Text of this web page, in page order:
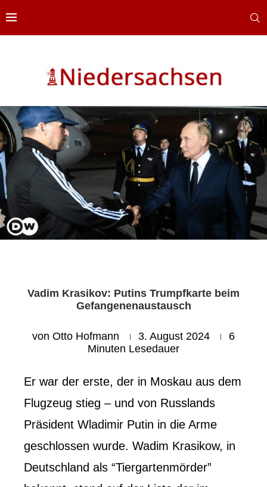
Vadim Krasikov: Putins Trumpfkarte beim
Gefangenenaustausch
von Otto Hofmann 3. August 2024
6
Minuten Lesedauer
Er war der erste, der in Moskau aus dem
Flugzeug stieg – und von Russlands
Präsident Wladimir Putin in die Arme
geschlossen wurde. Wadim Krasikow, in
Deutschland als “Tiergartenmörder”